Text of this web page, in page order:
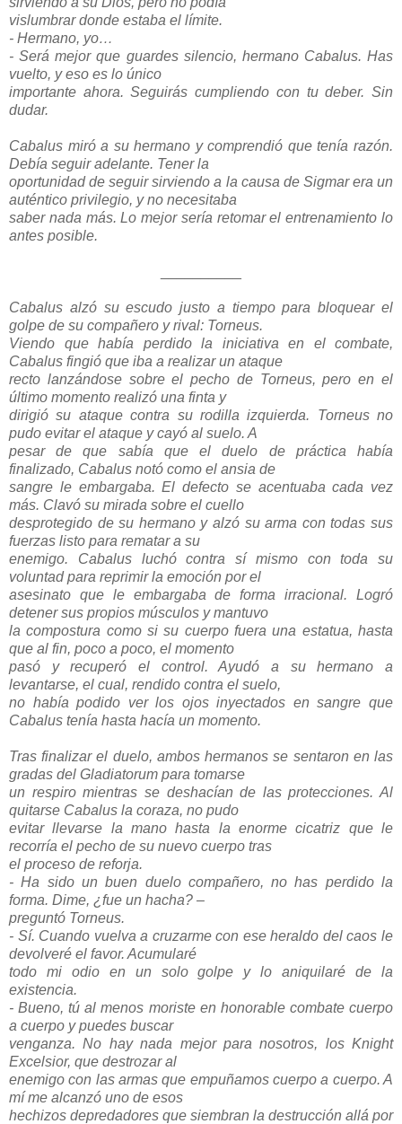
vislumbrar donde estaba el límite.
- Hermano, yo…
- Será mejor que guardes silencio, hermano Cabalus. Has
vuelto, y eso es lo único
importante ahora. Seguirás cumpliendo con tu deber. Sin
dudar.
Cabalus miró a su hermano y comprendió que tenía razón.
Debía seguir adelante. Tener la
oportunidad de seguir sirviendo a la causa de Sigmar era un
auténtico privilegio, y no necesitaba
saber nada más. Lo mejor sería retomar el entrenamiento lo
antes posible.
Cabalus alzó su escudo justo a tiempo para bloquear el
golpe de su compañero y rival: Torneus.
Viendo que había perdido la iniciativa en el combate,
Cabalus fingió que iba a realizar un ataque
recto lanzándose sobre el pecho de Torneus, pero en el
último momento realizó una finta y
dirigió su ataque contra su rodilla izquierda. Torneus no
pudo evitar el ataque y cayó al suelo. A
pesar de que sabía que el duelo de práctica había
finalizado, Cabalus notó como el ansia de
sangre le embargaba. El defecto se acentuaba cada vez
más. Clavó su mirada sobre el cuello
desprotegido de su hermano y alzó su arma con todas sus
fuerzas listo para rematar a su
enemigo. Cabalus luchó contra sí mismo con toda su
voluntad para reprimir la emoción por el
asesinato que le embargaba de forma irracional. Logró
detener sus propios músculos y mantuvo
la compostura como si su cuerpo fuera una estatua, hasta
que al fin, poco a poco, el momento
pasó y recuperó el control. Ayudó a su hermano a
levantarse, el cual, rendido contra el suelo,
no había podido ver los ojos inyectados en sangre que
Cabalus tenía hasta hacía un momento.
Tras finalizar el duelo, ambos hermanos se sentaron en las
gradas del Gladiatorum para tomarse
un respiro mientras se deshacían de las protecciones. Al
quitarse Cabalus la coraza, no pudo
evitar llevarse la mano hasta la enorme cicatriz que le
recorría el pecho de su nuevo cuerpo tras
el proceso de reforja.
- Ha sido un buen duelo compañero, no has perdido la
forma. Dime, ¿fue un hacha? –
preguntó Torneus.
- Sí. Cuando vuelva a cruzarme con ese heraldo del caos le
devolveré el favor. Acumularé
todo mi odio en un solo golpe y lo aniquilaré de la
existencia.
- Bueno, tú al menos moriste en honorable combate cuerpo
a cuerpo y puedes buscar
venganza. No hay nada mejor para nosotros, los Knight
Excelsior, que destrozar al
enemigo con las armas que empuñamos cuerpo a cuerpo. A
mí me alcanzó uno de esos
hechizos depredadores que siembran la destrucción allá por